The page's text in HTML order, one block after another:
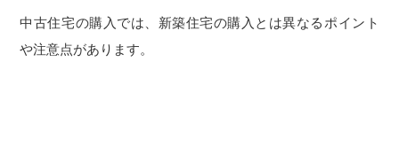
中古住宅の購入では、新築住宅の購入とは異なるポイント
や注意点があります。